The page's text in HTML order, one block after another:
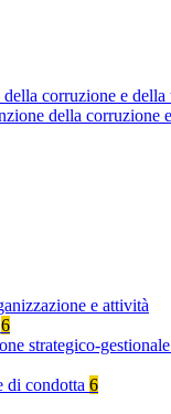
corruzione e della
della corruzione
e attività
6
strategico-gestionale
di condotta 6